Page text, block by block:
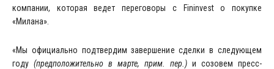
компании, которая ведет переговоры с Fininvest о покупке
«Милана».
«Мы официально подтвердим завершение сделки в следующем
году (предположительно в марте, прим. пер.) и созовем пресс-